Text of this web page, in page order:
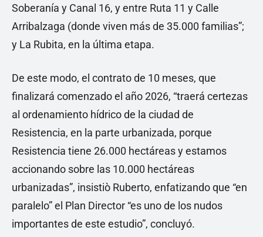
Soberanía y Canal 16, y entre Ruta 11 y Calle
Arribalzaga (donde viven más de 35.000 familias”;
y La Rubita, en la última etapa.
De este modo, el contrato de 10 meses, que
finalizará comenzado el año 2026, “traerá certezas
al ordenamiento hídrico de la ciudad de
Resistencia, en la parte urbanizada, porque
Resistencia tiene 26.000 hectáreas y estamos
accionando sobre las 10.000 hectáreas
urbanizadas”, insistiò Ruberto, enfatizando que “en
paralelo” el Plan Director “es uno de los nudos
importantes de este estudio”, concluyó.